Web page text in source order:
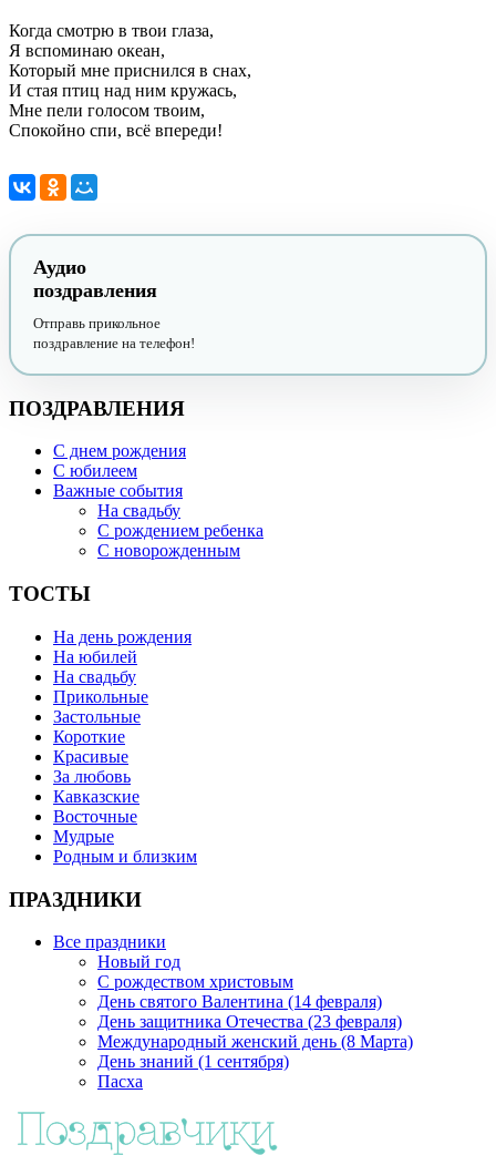
Когда смотрю в твои глаза,
Я вспоминаю океан,
Который мне приснился в снах,
И стая птиц над ним кружась,
Мне пели голосом твоим,
Спокойно спи, всё впереди!
Аудио
поздравления
Отправь прикольное
поздравление на телефон!
ПОЗДРАВЛЕНИЯ
С днем рождения
С юбилеем
Важные события
На свадьбу
С рождением ребенка
С новорожденным
ТОСТЫ
На день рождения
На юбилей
На свадьбу
Прикольные
Застольные
Короткие
Красивые
За любовь
Кавказские
Восточные
Мудрые
Родным и близким
ПРАЗДНИКИ
Все праздники
Новый год
С рождеством христовым
День святого Валентина (14 февраля)
День защитника Отечества (23 февраля)
Международный женский день (8 Марта)
День знаний (1 сентября)
Пасха